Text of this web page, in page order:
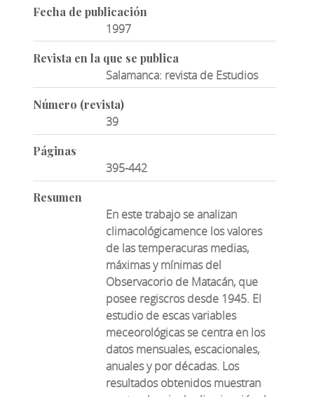
Fecha de publicación
1997
Revista en la que se publica
Salamanca: revista de Estudios
Número (revista)
39
Páginas
395-442
Resumen
En este trabajo se analizan
climacológicamence los valores
de las temperacuras medias,
máximas y mínimas del
Observacorio de Matacán, que
posee regiscros desde 1945. El
estudio de escas variables
meceorológicas se centra en los
datos mensuales, escacionales,
anuales y por décadas. Los
resultados obtenidos muestran